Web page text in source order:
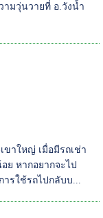
ามวุ่นวายที่ อ.วังน้ำ
ขาใหญ่ เมื่อมีรถเช่า
ย หากอยากจะไป
รใช้รถไปกลับบ...